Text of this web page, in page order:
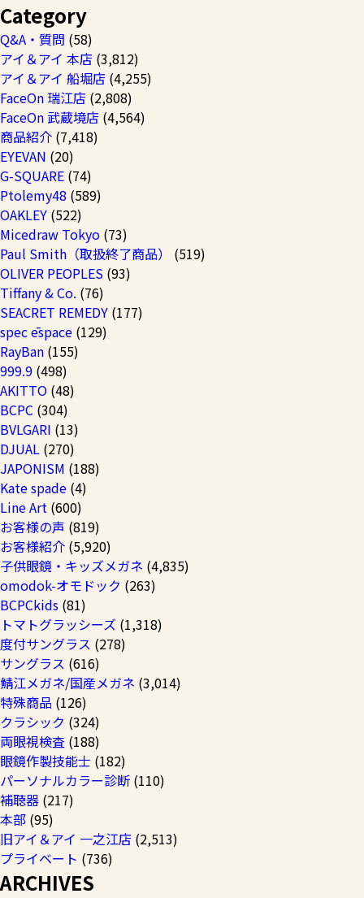
Category
Q&A・質問 (58)
アイ＆アイ 本店 (3,812)
アイ＆アイ 船堀店 (4,255)
FaceOn 瑞江店 (2,808)
FaceOn 武蔵境店 (4,564)
商品紹介 (7,418)
EYEVAN (20)
G-SQUARE (74)
Ptolemy48 (589)
OAKLEY (522)
Micedraw Tokyo (73)
Paul Smith（取扱終了商品）
(519)
OLIVER PEOPLES (93)
Tiffany & Co. (76)
SEACRET REMEDY (177)
spec ēspace (129)
RayBan (155)
999.9 (498)
AKITTO (48)
BCPC (304)
BVLGARI (13)
DJUAL (270)
JAPONISM (188)
Kate spade (4)
Line Art (600)
お客様の声 (819)
お客様紹介 (5,920)
子供眼鏡・キッズメガネ (4,835)
omodok-オモドック (263)
BCPCkids (81)
トマトグラッシーズ (1,318)
度付サングラス (278)
サングラス (616)
鯖江メガネ/国産メガネ (3,014)
特殊商品 (126)
クラシック (324)
両眼視検査 (188)
眼鏡作製技能士 (182)
パーソナルカラー診断 (110)
補聴器 (217)
本部 (95)
旧アイ＆アイ 一之江店 (2,513)
プライベート (736)
ARCHIVES